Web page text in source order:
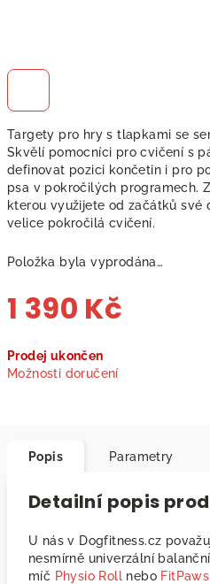
Targety pro hry s tlapkami se
Skvělí pomocníci pro cvičení s
definovat pozici končetin i pro
psa v pokročilých programech.
kterou využijete od začátků své
velice pokročilá cvičení.
Položka byla vyprodána…
1 390 Kč
cena:
Prodej ukončen
Možnosti doručení
Popis Parametry
Detailní popis
U nás v Dogfitness.cz
nesmírně univerzální
míč Physio Roll nebo